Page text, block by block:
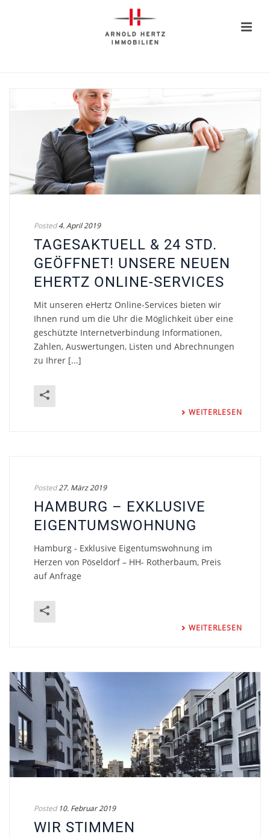
Posted4. April 2019
TAGESAKTUELL & 24 STD.
GEÖFFNET! UNSERE NEUEN
EHERTZ ONLINE-SERVICES
Mit unseren eHertz Online-Services bieten wir
Ihnen rund um die Uhr die Möglichkeit über eine
geschützte Internetverbindung Informationen,
Zahlen, Auswertungen, Listen und Abrechnungen
zu Ihrer [...]
WEITERLESEN
Posted27. März 2019
HAMBURG – EXKLUSIVE
EIGENTUMSWOHNUNG
Hamburg - Exklusive Eigentumswohnung im
Herzen von Pöseldorf – HH- Rotherbaum, Preis
auf Anfrage
WEITERLESEN
Posted 10. Februar 2019
WIR STIMMEN